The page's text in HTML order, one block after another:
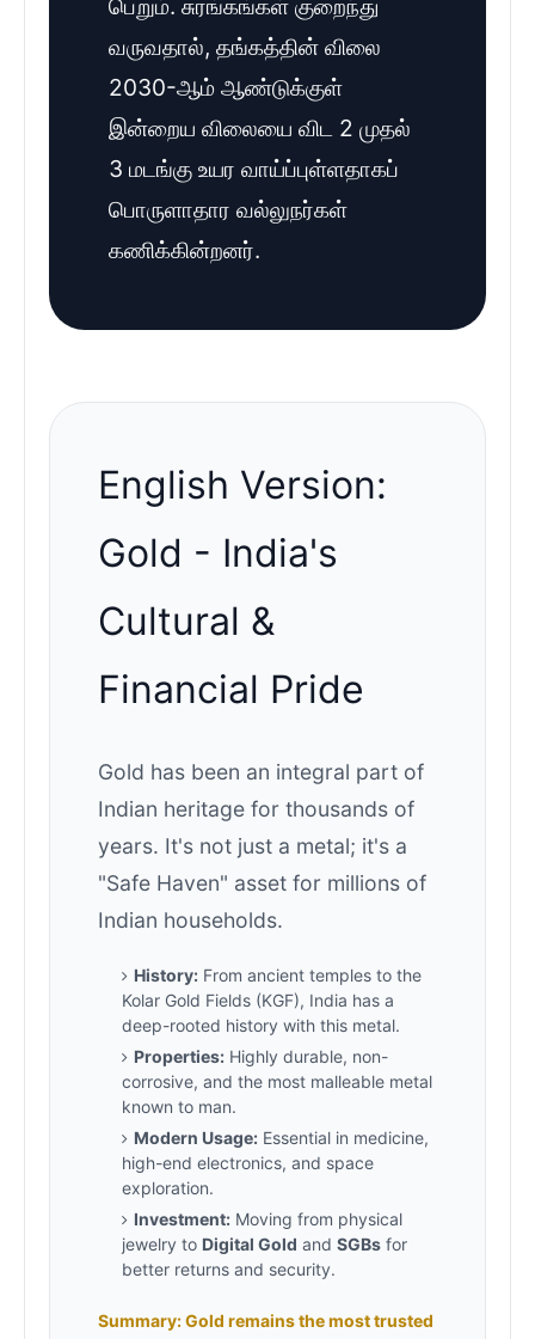
பெறும். சுரங்கங்கள் குறைந்து
வருவதால், தங்கத்தின் விலை
2030-ஆம் ஆண்டுக்குள்
இன்றைய விலையை விட 2 முதல்
3 மடங்கு உயர வாய்ப்புள்ளதாகப்
பொருளாதார வல்லுநர்கள்
கணிக்கின்றனர்.
English Version:
Gold - India's
Cultural &
Financial Pride
Gold has been an integral part of
Indian heritage for thousands of
years. It's not just a metal; it's a
"Safe Haven" asset for millions of
Indian households.
History: From ancient temples to the
Kolar Gold Fields (KGF), India has a
deep-rooted history with this metal.
Properties: Highly durable, non-
corrosive, and the most malleable metal
known to man.
Modern Usage: Essential in medicine,
high-end electronics, and space
exploration.
Investment: Moving from physical
jewelry to Digital Gold and SGBs for
better returns and security.
Summary: Gold remains the most trusted